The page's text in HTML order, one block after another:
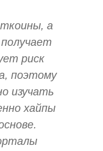
а
риск
поэтому
изучать
хайпы